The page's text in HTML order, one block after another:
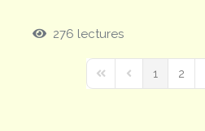
276 lectures
First PagePrevious Page
1 2